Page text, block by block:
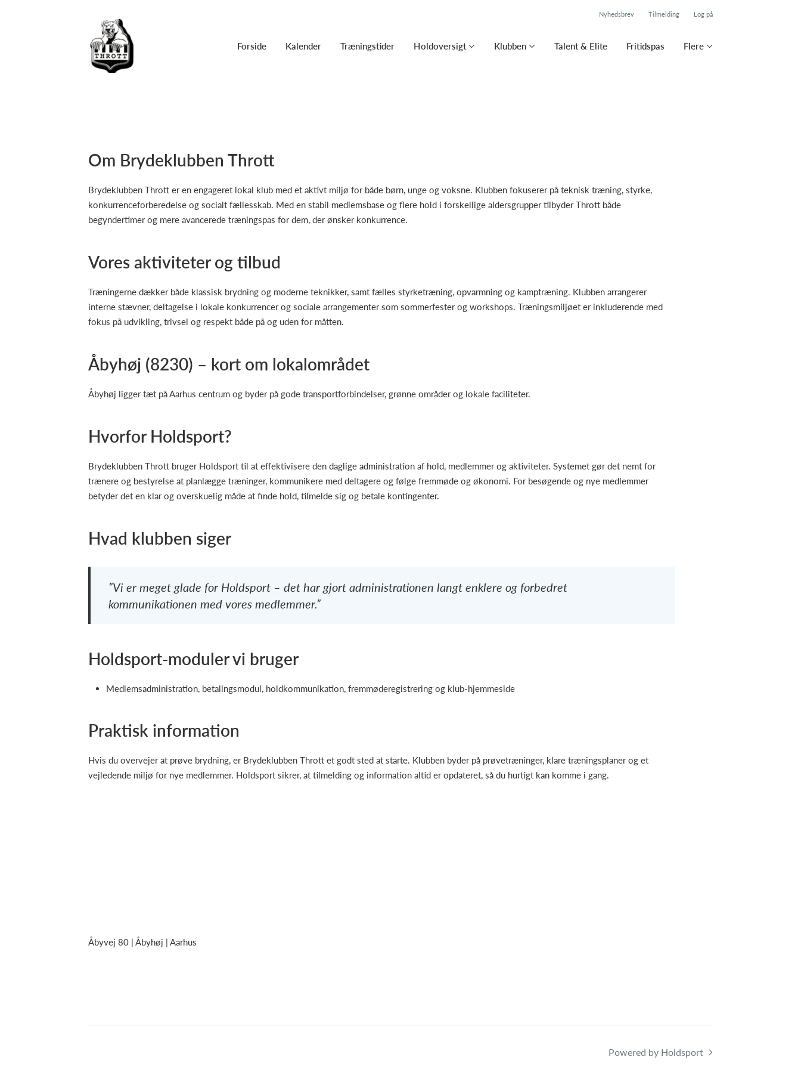
Nyhedsbrev Tilmelding Log på
Forside Kalender Træningstider Holdoversigt Klubben Talent & Elite Fritidspas Flere
Om Brydeklubben Thrott
Brydeklubben Thrott er en engageret lokal klub med et aktivt miljø for både børn, unge og voksne. Klubben fokuserer på teknisk træning, styrke,
konkurrenceforberedelse og socialt fællesskab. Med en stabil medlemsbase og flere hold i forskellige aldersgrupper tilbyder Thrott både
begyndertimer og mere avancerede træningspas for dem, der ønsker konkurrence.
Vores aktiviteter og tilbud
Træningerne dækker både klassisk brydning og moderne teknikker, samt fælles styrketræning, opvarmning og kamptræning. Klubben arrangerer
interne stævner, deltagelse i lokale konkurrencer og sociale arrangementer som sommerfester og workshops. Træningsmiljøet er inkluderende med
fokus på udvikling, trivsel og respekt både på og uden for måtten.
Åbyhøj (8230) – kort om lokalområdet
Åbyhøj ligger tæt på Aarhus centrum og byder på gode transportforbindelser, grønne områder og lokale faciliteter.
Hvorfor Holdsport?
Brydeklubben Thrott bruger Holdsport til at effektivisere den daglige administration af hold, medlemmer og aktiviteter. Systemet gør det nemt for
trænere og bestyrelse at planlægge træninger, kommunikere med deltagere og følge fremmøde og økonomi. For besøgende og nye medlemmer
betyder det en klar og overskuelig måde at finde hold, tilmelde sig og betale kontingenter.
Hvad klubben siger
”Vi er meget glade for Holdsport – det har gjort administrationen langt enklere og forbedret
kommunikationen med vores medlemmer.”
Holdsport-moduler vi bruger
Medlemsadministration, betalingsmodul, holdkommunikation, fremmøderegistrering og klub-hjemmeside
Praktisk information
Hvis du overvejer at prøve brydning, er Brydeklubben Thrott et godt sted at starte. Klubben byder på prøvetræninger, klare træningsplaner og et
vejledende miljø for nye medlemmer. Holdsport sikrer, at tilmelding og information altid er opdateret, så du hurtigt kan komme i gang.
Åbyvej 80 | Åbyhøj | Aarhus
Powered by Holdsport